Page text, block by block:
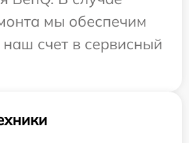
мы обеспечим
наш счет в сервисный